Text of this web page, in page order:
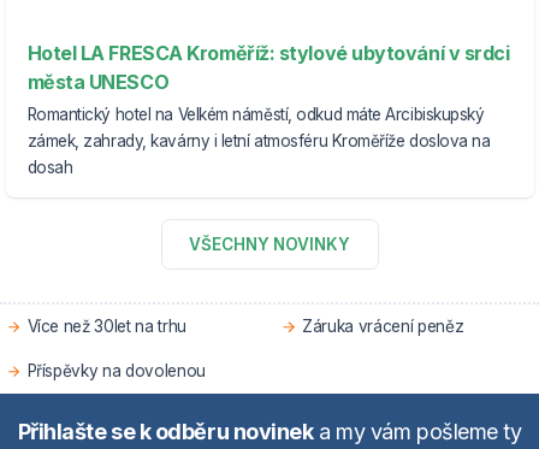
Hotel LA FRESCA Kroměříž: stylové ubytování v srdci
města UNESCO
Romantický hotel na Velkém náměstí, odkud máte Arcibiskupský
zámek, zahrady, kavárny i letní atmosféru Kroměříže doslova na
dosah
VŠECHNY NOVINKY
Více než 30let na trhu Záruka vrácení peněz
Příspěvky na dovolenou
Přihlašte se k odběru novineka my vám pošleme ty